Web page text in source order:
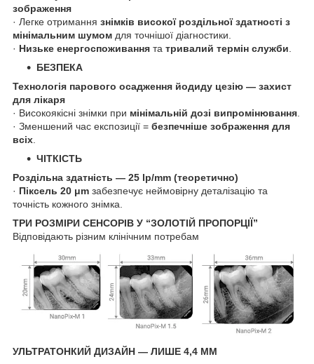
зображення
· Легке отримання знімків високої роздільної здатності з
мінімальним шумом для точнішої діагностики.
· Низьке енергоспоживання та тривалий термін служби.
БЕЗПЕКА
Технологія парового осадження йодиду цезію — захист
для лікаря
· Високоякісні знімки при мінімальній дозі випромінювання.
· Зменшений час експозиції = безпечніше зображення для
всіх.
ЧІТКІСТЬ
Роздільна здатність — 25 lp/mm (теоретично)
· Піксель 20 μm забезпечує неймовірну деталізацію та
точність кожного знімка.
ТРИ РОЗМІРИ СЕНСОРІВ У “ЗОЛОТІЙ ПРОПОРЦІЇ”
Відповідають різним клінічним потребам
УЛЬТРАТОНКИЙ ДИЗАЙН — ЛИШЕ 4,4 ММ